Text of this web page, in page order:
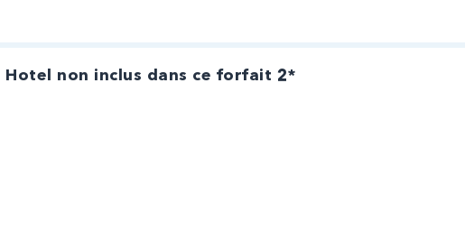
: Hotel non inclus dans ce forfait 2*